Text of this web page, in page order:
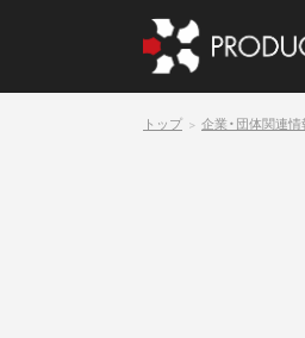
トップ 企業・団体関連情